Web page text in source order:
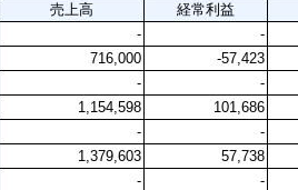
売上高 経常利益
-
-
716,000 -57,423
-
-
1,154,598 101,686
-
-
1,379,603
57,738
-
-